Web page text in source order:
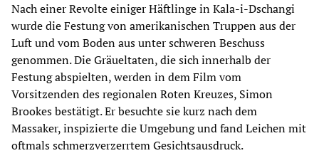
Nach einer Revolte einiger Häftlinge in Kala-i-Dschangi
wurde die Festung von amerikanischen Truppen aus der
Luft und vom Boden aus unter schweren Beschuss
genommen. Die Gräueltaten, die sich innerhalb der
Festung abspielten, werden in dem Film vom
Vorsitzenden des regionalen Roten Kreuzes, Simon
Brookes bestätigt. Er besuchte sie kurz nach dem
Massaker, inspizierte die Umgebung und fand Leichen mit
oftmals schmerzverzerrtem Gesichtsausdruck.